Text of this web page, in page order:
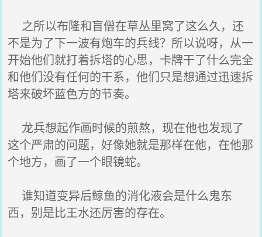
之所以布隆和盲僧在草丛里窝了这么久，还
不是为了下一波有炮车的兵线？所以说呀，从一
开始他们就打着拆塔的心思，卡牌干了什么完全
和他们没有任何的干系，他们只是想通过迅速拆
塔来破坏蓝色方的节奏。
龙兵想起作画时候的煎熬，现在他也发现了
这个严肃的问题，好像她就是那样在他，在他那
个地方，画了一个眼镜蛇。
谁知道变异后鲸鱼的消化液会是什么鬼东
西，别是比王水还厉害的存在。